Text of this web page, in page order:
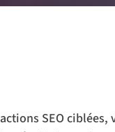
SEO ciblées,